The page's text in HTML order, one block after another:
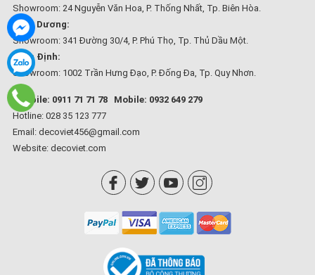
Showroom: 24 Nguyễn Văn Hoa, P. Thống Nhất, Tp. Biên Hòa.
Bình Dương:
Showroom: 341 Đường 30/4, P. Phú Thọ, Tp. Thủ Dầu Một.
Bình Định:
Showroom: 1002 Trần Hưng Đạo, P. Đống Đa, Tp. Quy Nhơn.
Mobile: 0911 71 71 78
Mobile: 0932 649 279
Hotline: 028 35 123 777
Email: decoviet456@gmail.com
Website: decoviet.com